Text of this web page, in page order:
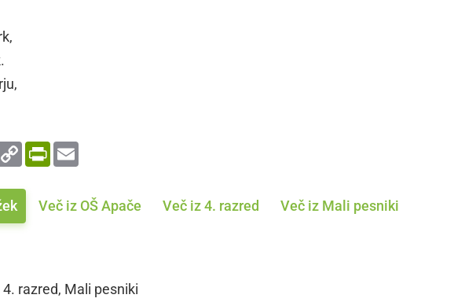
Copy
Link
PrintFriendly
Več iz OŠ Apače Več iz 4. razred Več iz Mali pesniki
razred, Mali pesniki